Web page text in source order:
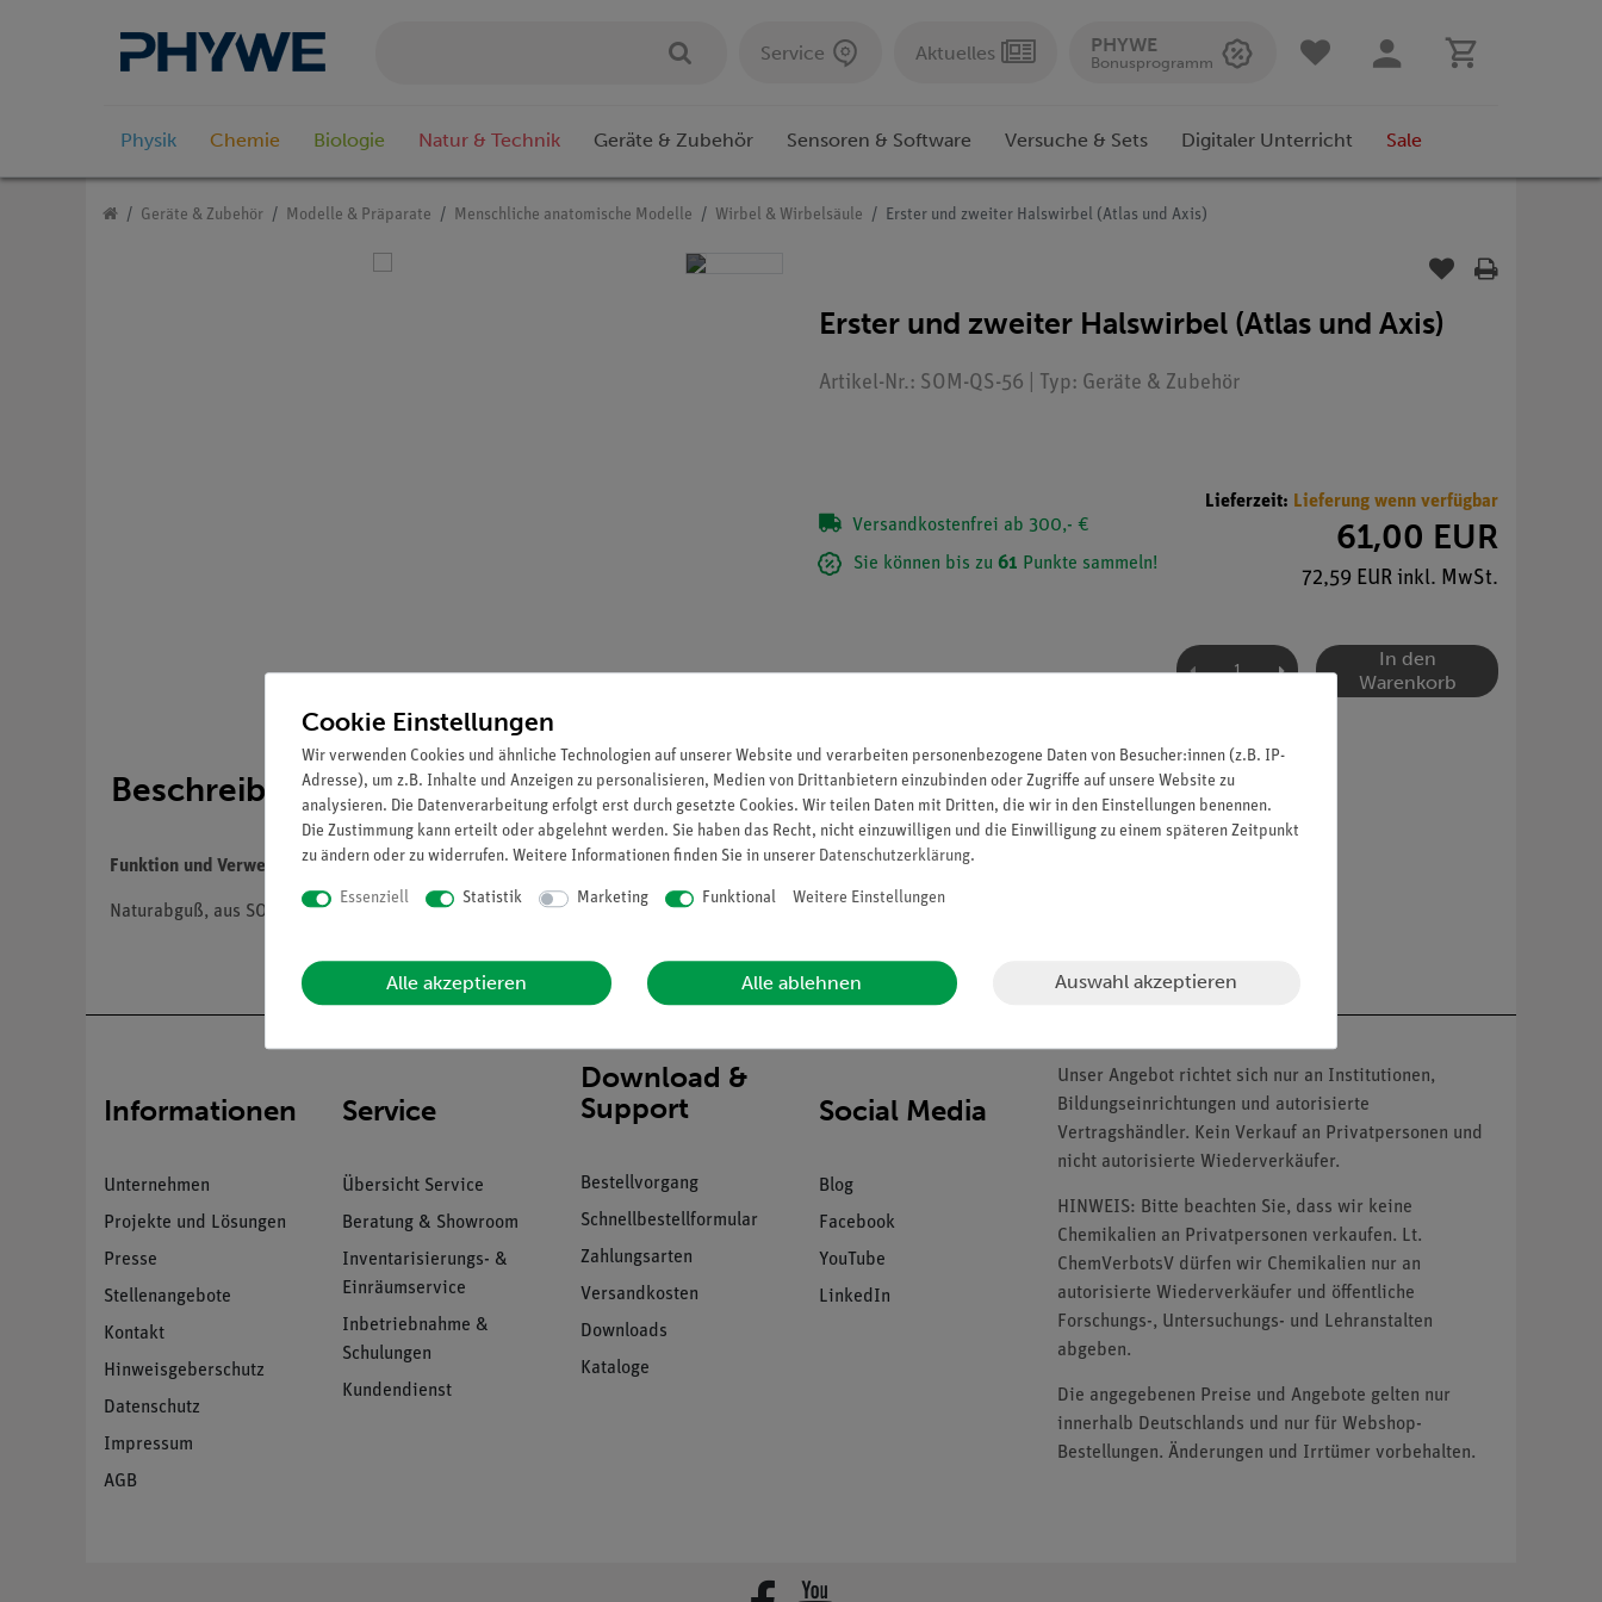
Service Aktuelles PHYWE
Bonusprogramm
Physik Chemie Biologie Natur & Technik Geräte & Zubehör Sensoren & Software Versuche & Sets Digitaler Unterricht Sale
Geräte & Zubehör Modelle & Präparate Menschliche anatomische Modelle Wirbel & Wirbelsäule Erster und zweiter Halswirbel (Atlas und Axis)
Erster und zweiter Halswirbel (Atlas und Axis)
Artikel-Nr.: SOM-QS-56 | Typ: Geräte & Zubehör
Versandkostenfrei ab 300,- €
Sie können bis zu 61 Punkte sammeln!
Lieferzeit: Lieferung wenn verfügbar
61,00 EUR
72,59 EUR inkl. MwSt.
In den
Warenkorb
Beschreibung
Funktion und Verwendung
Naturabguß, aus SOMSO-Plast®. Auf Stativ montiert, so daß das Drehgelenk des Kopfes demonstriert werden kann.
Informationen
Unternehmen
Projekte und Lösungen
Presse
Stellenangebote
Kontakt
Hinweisgeberschutz
Datenschutz
Impressum
AGB
Service
Übersicht Service
Beratung & Showroom
Inventarisierungs- &
Einräumservice
Inbetriebnahme &
Schulungen
Kundendienst
Download &
Support
Bestellvorgang
Schnellbestellformular
Zahlungsarten
Versandkosten
Downloads
Kataloge
Social Media
Blog
Facebook
YouTube
LinkedIn
Unser Angebot richtet sich nur an Institutionen,
Bildungseinrichtungen und autorisierte
Vertragshändler. Kein Verkauf an Privatpersonen und
nicht autorisierte Wiederverkäufer.
HINWEIS: Bitte beachten Sie, dass wir keine
Chemikalien an Privatpersonen verkaufen. Lt.
ChemVerbotsV dürfen wir Chemikalien nur an
autorisierte Wiederverkäufer und öffentliche
Forschungs-, Untersuchungs- und Lehranstalten
abgeben.
Die angegebenen Preise und Angebote gelten nur
innerhalb Deutschlands und nur für Webshop-
Bestellungen. Änderungen und Irrtümer vorbehalten.
Cookie Einstellungen
Wir verwenden Cookies und ähnliche Technologien auf unserer Website und verarbeiten personenbezogene Daten von Besucher:innen (z.B. IP-
Adresse), um z.B. Inhalte und Anzeigen zu personalisieren, Medien von Drittanbietern einzubinden oder Zugriffe auf unsere Website zu
analysieren. Die Datenverarbeitung erfolgt erst durch gesetzte Cookies. Wir teilen Daten mit Dritten, die wir in den Einstellungen benennen.
Die Zustimmung kann erteilt oder abgelehnt werden. Sie haben das Recht, nicht einzuwilligen und die Einwilligung zu einem späteren Zeitpunkt
zu ändern oder zu widerrufen. Weitere Informationen finden Sie in unserer Daten­schutz­erklärung.
Essenziell Statistik Marketing Funktional Weitere Einstellungen
Alle akzeptieren Alle ablehnen Auswahl akzeptieren